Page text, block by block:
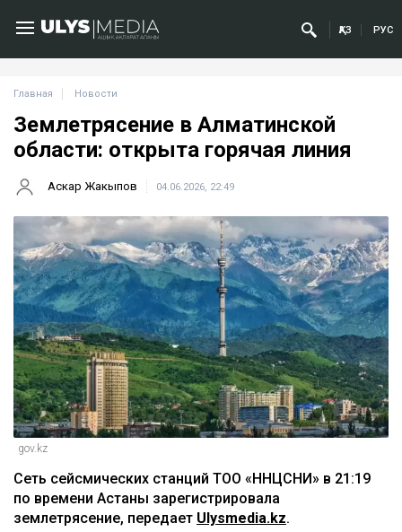
ҚАЗ РУС
Главная Новости
Землетрясение в Алматинской
области: открыта горячая линия
Аскар Жакыпов 04.06.2026, 22:49
gov.kz
Cеть сейсмических станций ТОО «ННЦСНИ» в 21:19
по времени Астаны зарегистрировала
землетрясение, передает Ulysmedia.kz.